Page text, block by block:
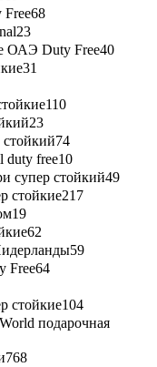
68
23
ОАЭ Duty Free40
31
110
23
74
duty free10
супер стойкий49
стойкие217
19
62
59
Free64
стойкие104
подарочная
768